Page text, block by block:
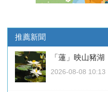
推薦新聞
「蓮」映山豬
2026-08-08 10:13